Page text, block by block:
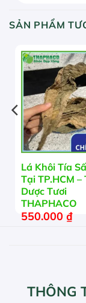
SẢN PHẨM
Lá Khôi Tía
Tại TP.HCM –
Dược Tươi
THAPHACO
550.000 ₫
THÔNG